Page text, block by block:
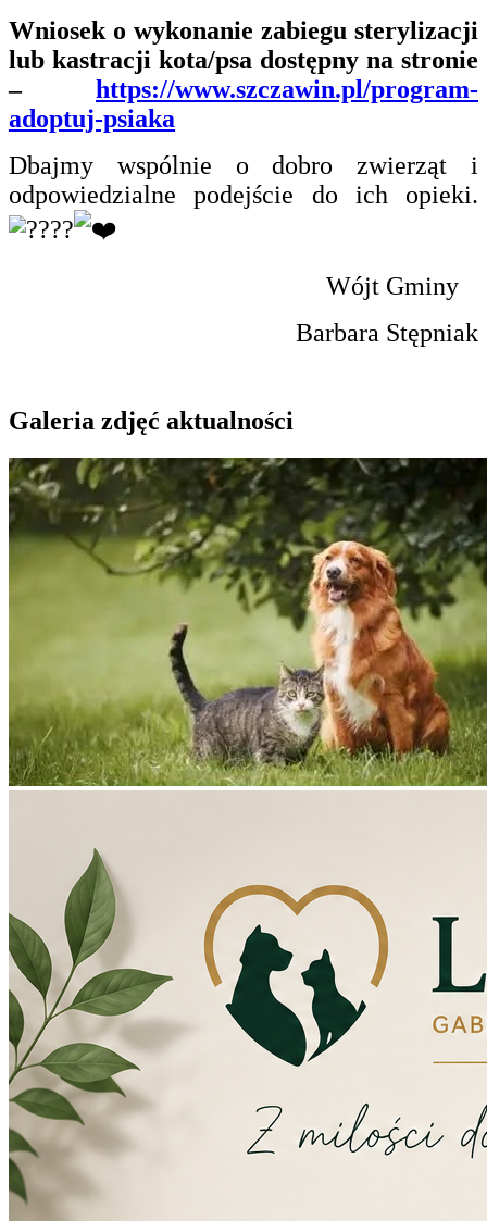
Wniosek o wykonanie zabiegu sterylizacji
lub kastracji kota/psa dostępny na stronie
– https://www.szczawin.pl/program-
adoptuj-psiaka
Dbajmy wspólnie o dobro zwierząt i
odpowiedzialne podejście do ich opieki.
Wójt Gminy
Barbara Stępniak
Galeria zdjęć aktualności